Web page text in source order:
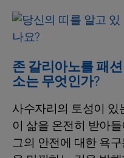
존 갈리아노를 패
소는 무엇인가?
사수자리의 토성이
이 삶을 온전히 받아
그의 안전에 대한 욕